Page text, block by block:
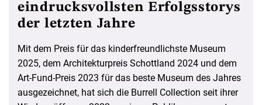
eindrucksvollsten Erfolgsstorys
der letzten Jahre
Mit dem Preis für das kinderfreundlichste Museum
2025, dem Architekturpreis Schottland 2024 und dem
Art-Fund-Preis 2023 für das beste Museum des Jahres
ausgezeichnet, hat sich die Burrell Collection seit ihrer